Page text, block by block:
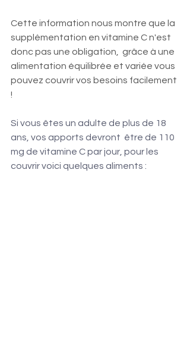
Cette information nous montre que la
supplémentation en vitamine C n'est
donc pas une obligation,  grâce à une
alimentation équilibrée et variée vous
pouvez couvrir vos besoins facilement
!
Si vous êtes un adulte de plus de 18
ans, vos apports devront  être de 110
mg de vitamine C par jour, pour les
couvrir voici quelques aliments :